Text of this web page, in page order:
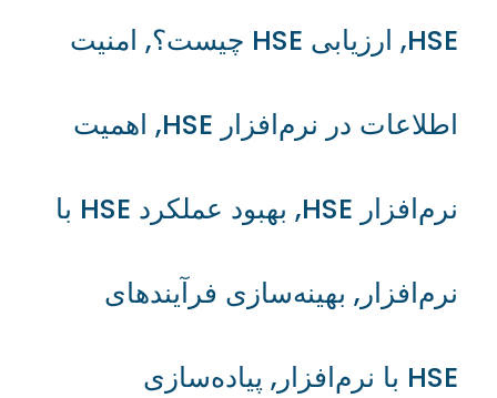
HSE
, ارزیابی HSE چیست؟ , امنیت
اطلاعات در نرم‌افزار HSE , اهمیت
نرم‌افزار HSE , بهبود عملکرد HSE با
نرم‌افزار , بهینه‌سازی فرآیندهای
HSE با نرم‌افزار , پیاده‌سازی